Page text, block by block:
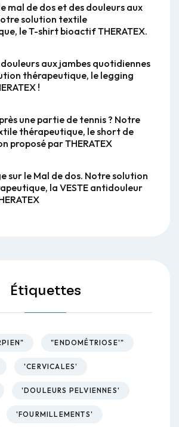
mal de dos et des douleurs aux
solution textile
le T-shirt bioactif THERATEX.
aux jambes quotidiennes
thérapeutique, le legging
!
une partie de tennis ? Notre
thérapeutique, le short de
proposé par THERATEX
sur le Mal de dos. Notre solution
la VESTE antidouleur
Étiquettes
"ENDOMÉTRIOSE'"
'CERVICALES'
'DOULEURS PELVIENNES'
'FOURMILLEMENTS'